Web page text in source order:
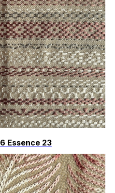
Essence 23